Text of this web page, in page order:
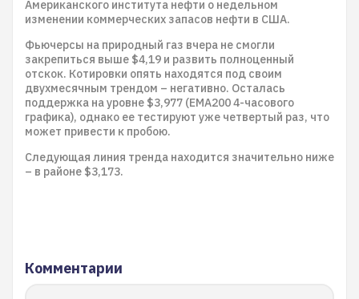
Американского института нефти о недельном
изменении коммерческих запасов нефти в США.
Фьючерсы на природный газ вчера не смогли
закрепиться выше $4,19 и развить полноценный
отскок. Котировки опять находятся под своим
двухмесячным трендом – негативно. Осталась
поддержка на уровне $3,977 (EMA200 4-часового
графика), однако ее тестируют уже четвертый раз, что
может привести к пробою.
Следующая линия тренда находится значительно ниже
– в районе $3,173.
Комментарии